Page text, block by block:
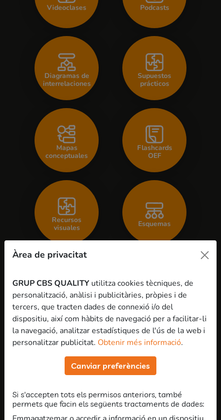
Videoclases Podcasts
Diagramas de
interrelaciones
Supuestos
prácticos
Mapas
conceptuales
Flashcards
OEF
Recursos
visuales
Esquemas
Test de
oposiciones
Actividades
Preguntas y
respuestas
Àrea de privacitat
GRUP CBS QUALITY utilitza cookies tècniques, de
personalització, anàlisi i publicitàries, pròpies i de
tercers, que tracten dades de connexió i/o del
dispositiu, així com hàbits de navegació per a facilitar-li
la navegació, analitzar estadístiques de l'ús de la web i
personalitzar publicitat. Obtenir més informació.
Canviar preferències
Si s'accepten tots els permisos anteriors, també
permets que facin els següents tractaments de dades: